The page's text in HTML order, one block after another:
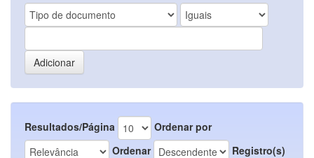
Resultados/Página
Ordenar por
Ordenar
Registro(s)